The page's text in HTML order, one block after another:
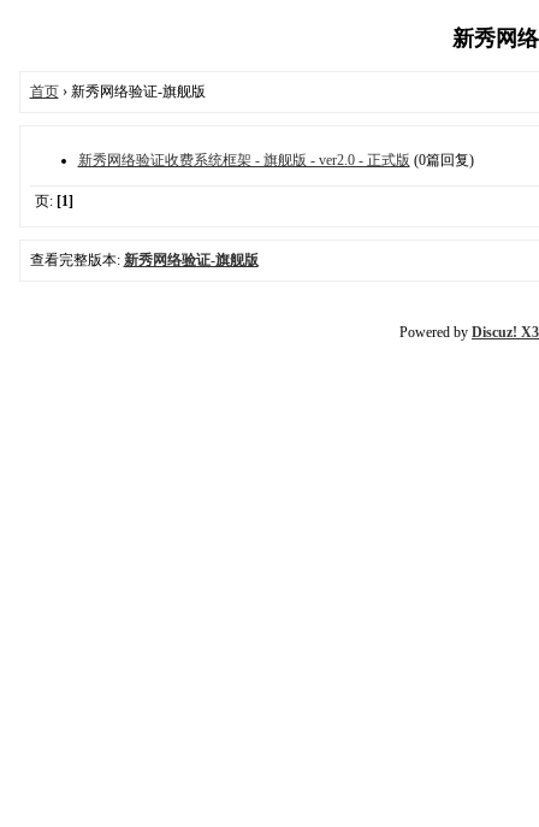
新秀网
首页› 新秀网络验证-旗舰版
新秀网络验证收费系统框架 - 旗舰版 - ver2.0 - 正式版 (0篇回复)
页: [1]
查看完整版本: 新秀网络验证-旗舰版
Powered by Discuz!